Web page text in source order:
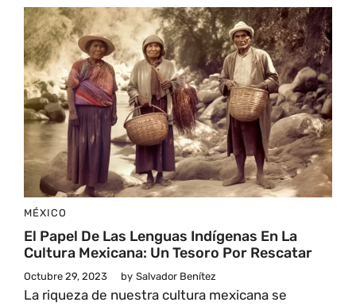
MÉXICO
El Papel De Las Lenguas Indígenas En La
Cultura Mexicana: Un Tesoro Por Rescatar
Octubre 29, 2023 by Salvador Benítez
La riqueza de nuestra cultura mexicana se